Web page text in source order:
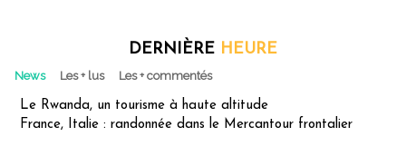
DERNIÈRE HEURE
News Les + lus Les + commentés
Le Rwanda, un tourisme à haute altitude
France, Italie : randonnée dans le Mercantour frontalier